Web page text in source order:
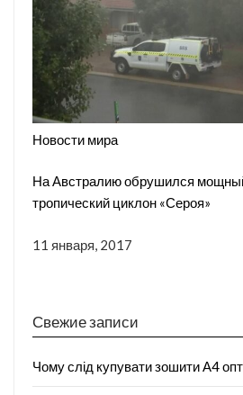
Новости мира
На Австралию обрушился
тропический циклон «Сероя»
11 января, 2017
Свежие записи
Чому слід купувати зошити А4